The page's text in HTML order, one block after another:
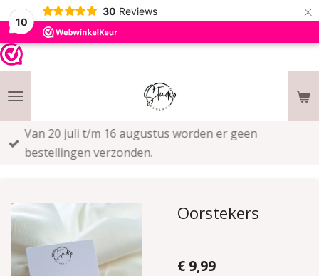
10
30 Reviews ×
Van 20 juli t/m 16 augustus worden er geen
bestellingen verzonden.
Oorstekers
€ 9,99